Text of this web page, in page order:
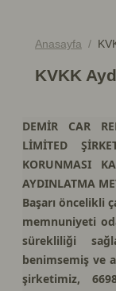
Anasayfa
KVKK
DEMİR CAR
LİMİTED
KORUNMASI
AYDINLATMA
Başarı öncelikli
memnuniyeti
sürekliliği
benimsemiş ve
şirketimiz,